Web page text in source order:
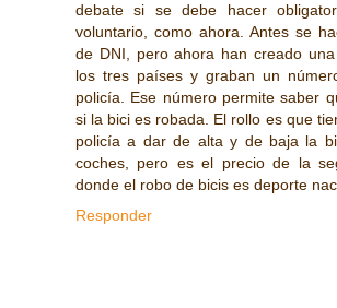
debate si se debe hacer
voluntario, como ahora. Antes se
de DNI, pero ahora han creado
los tres países y graban un
policía. Ese número permite saber
si la bici es robada. El rollo es que
policía a dar de alta y de baja la
coches, pero es el precio de la
donde el robo de bicis es deporte
Responder